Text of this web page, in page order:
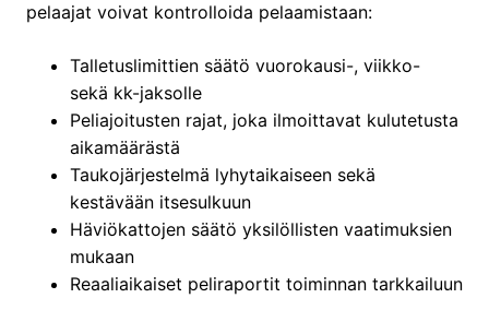
pelaajat voivat kontrolloida pelaamistaan:
Talletuslimittien säätö vuorokausi-, viikko-
sekä kk-jaksolle
Peliajoitusten rajat, joka ilmoittavat kulutetusta
aikamäärästä
Taukojärjestelmä lyhytaikaiseen sekä
kestävään itsesulkuun
Häviökattojen säätö yksilöllisten vaatimuksien
mukaan
Reaaliaikaiset peliraportit toiminnan tarkkailuun